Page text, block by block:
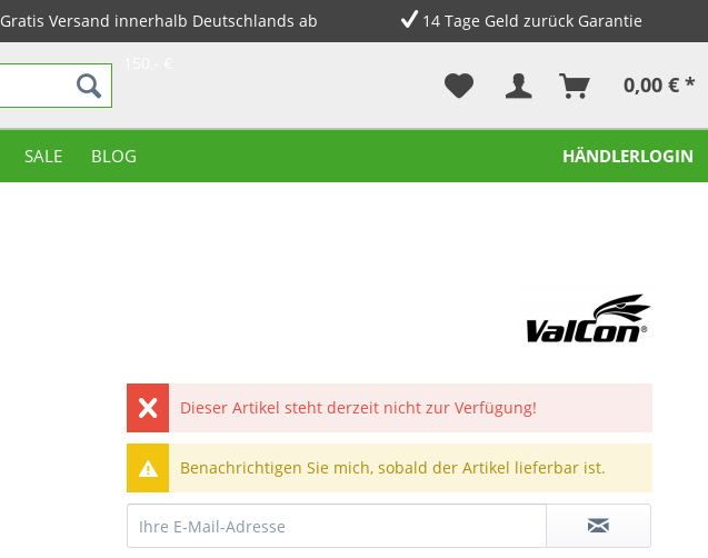
Gratis Versand innerhalb Deutschlands ab
14 Tage Geld zurück Garantie
0,00 € *
SALE BLOG HÄNDLERLOGIN
Dieser Artikel steht derzeit nicht zur Verfügung!
Benachrichtigen Sie mich, sobald der Artikel lieferbar ist.